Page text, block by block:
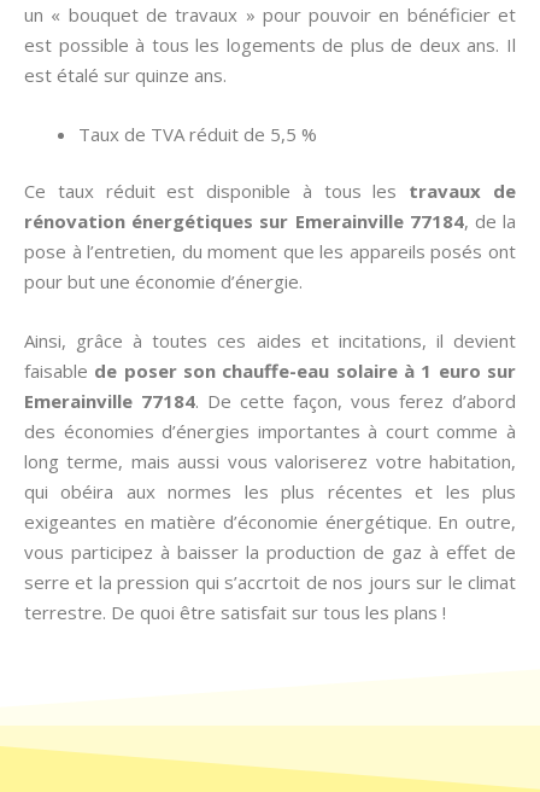
un « bouquet de travaux » pour pouvoir en bénéficier et
est possible à tous les logements de plus de deux ans. Il
est étalé sur quinze ans.
Taux de TVA réduit de 5,5 %
Ce taux réduit est disponible à tous les travaux de
rénovation énergétiques sur Emerainville 77184, de la
pose à l’entretien, du moment que les appareils posés ont
pour but une économie d’énergie.
Ainsi, grâce à toutes ces aides et incitations, il devient
faisable de poser son chauffe-eau solaire à 1 euro sur
Emerainville 77184. De cette façon, vous ferez d’abord
des économies d’énergies importantes à court comme à
long terme, mais aussi vous valoriserez votre habitation,
qui obéira aux normes les plus récentes et les plus
exigeantes en matière d’économie énergétique. En outre,
vous participez à baisser la production de gaz à effet de
serre et la pression qui s’accrtoit de nos jours sur le climat
terrestre. De quoi être satisfait sur tous les plans !